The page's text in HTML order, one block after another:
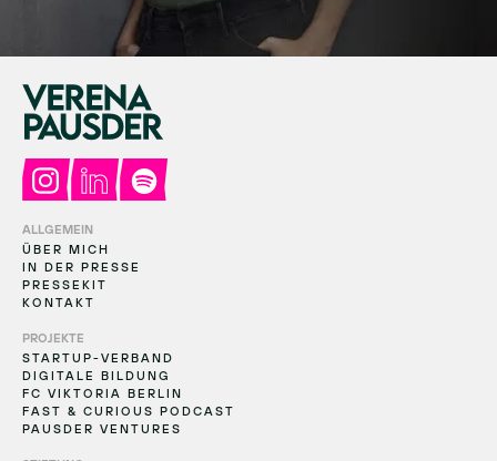
ALLGEMEIN
ÜBER MICH
IN DER PRESSE
PRESSEKIT
KONTAKT
PROJEKTE
STARTUP-VERBAND
DIGITALE BILDUNG
FC VIKTORIA BERLIN
FAST & CURIOUS PODCAST
PAUSDER VENTURES